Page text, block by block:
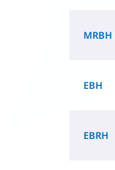
MRBH
EBH
EBRH